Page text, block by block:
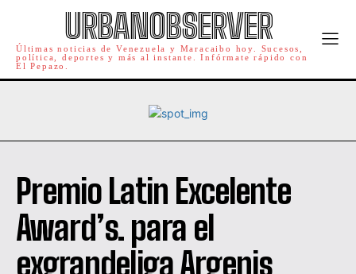
URBANOBSERVER
Últimas noticias de Venezuela y Maracaibo hoy. Sucesos,
política, deportes y más al instante. Infórmate rápido con
El Pepazo.
Premio Latin Excelente
Award’s. para el
exgrandeliga Argenis